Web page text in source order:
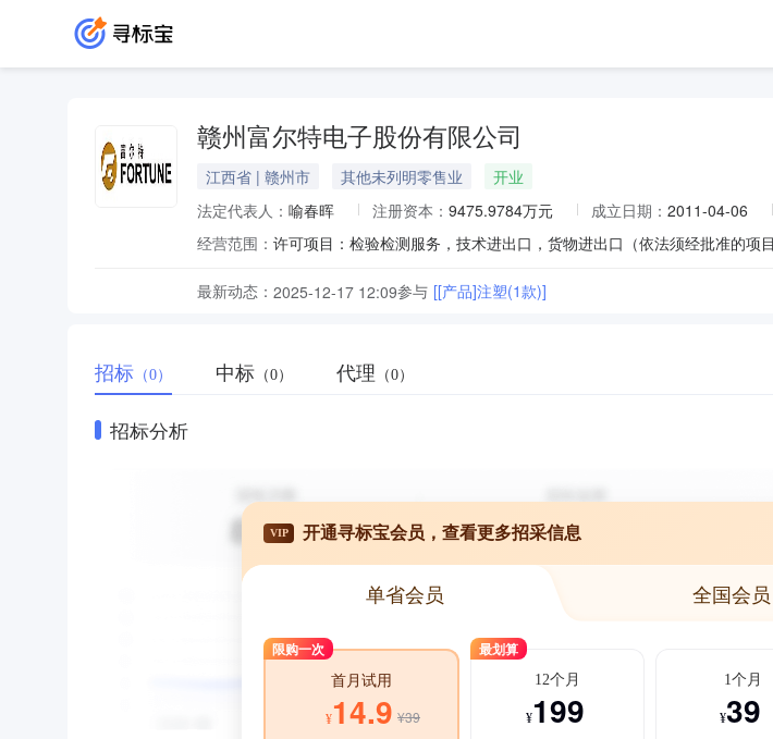
赣州富尔特电子股份有限公司
江西省 | 赣州市 其他未列明零售业
开业
法定代表人： 喻春晖 注册资本： 9475.9784万元 成立日期： 2011-04-06
经营范围：
最新动态： 2025-12-17 12:09参与 [[产品]注塑(1款)]
招标 （0） 中标 （0） 代理 （0）
招标分析
VIP 开通寻标宝会员，查看更多招采信息
单省会员 全国会员
限购一次
首月试用
¥14.9 ¥39
最划算
12个月
¥199
1个月
¥39